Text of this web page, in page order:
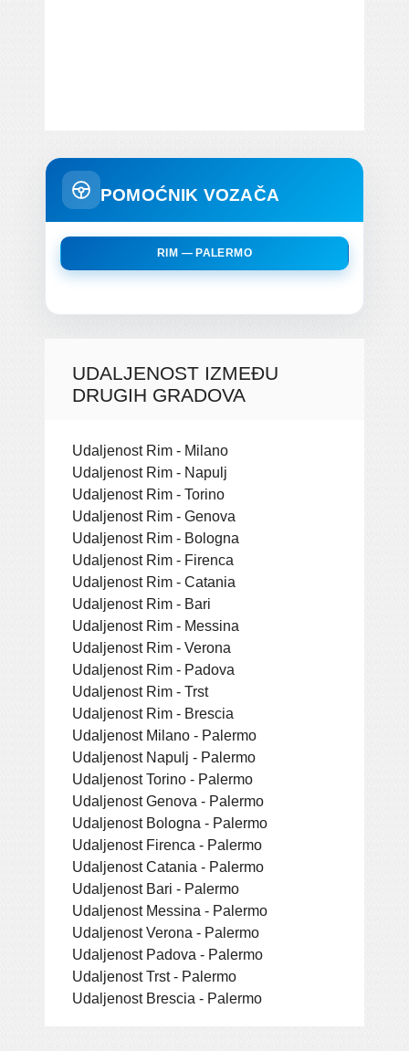
POMOĆNIK VOZAČA
RIM — PALERMO
UDALJENOST IZMEĐU
DRUGIH GRADOVA
Udaljenost Rim - Milano
Udaljenost Rim - Napulj
Udaljenost Rim - Torino
Udaljenost Rim - Genova
Udaljenost Rim - Bologna
Udaljenost Rim - Firenca
Udaljenost Rim - Catania
Udaljenost Rim - Bari
Udaljenost Rim - Messina
Udaljenost Rim - Verona
Udaljenost Rim - Padova
Udaljenost Rim - Trst
Udaljenost Rim - Brescia
Udaljenost Milano - Palermo
Udaljenost Napulj - Palermo
Udaljenost Torino - Palermo
Udaljenost Genova - Palermo
Udaljenost Bologna - Palermo
Udaljenost Firenca - Palermo
Udaljenost Catania - Palermo
Udaljenost Bari - Palermo
Udaljenost Messina - Palermo
Udaljenost Verona - Palermo
Udaljenost Padova - Palermo
Udaljenost Trst - Palermo
Udaljenost Brescia - Palermo